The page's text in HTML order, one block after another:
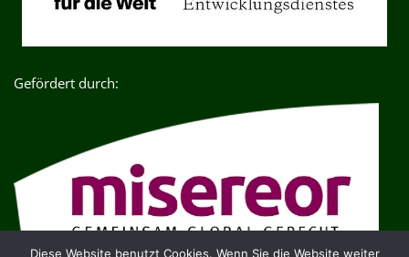
Gefördert durch:
Diese Website benutzt Cookies. Wenn Sie die Website weiter